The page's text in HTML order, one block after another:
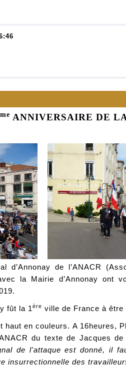
ANNIVERSAIRE DE
d’Annonay de l’ANACR
la Mairie d’Annonay ont
fût la 1ère ville de France à être
haut en couleurs. A 16heures,
du texte de Jacques
de l'attaque est donné, il
insurrectionnelle des